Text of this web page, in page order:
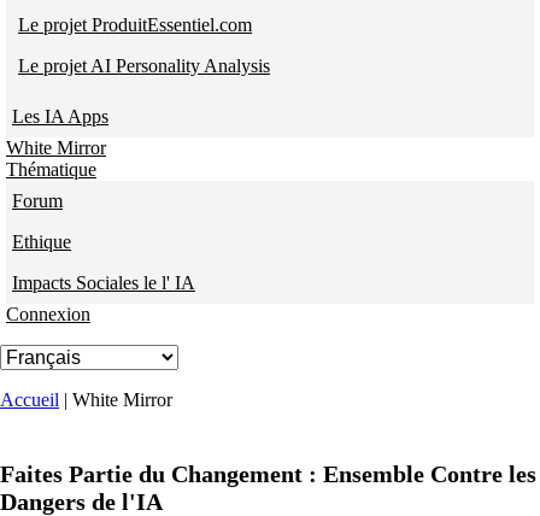
Le projet ProduitEssentiel.com
Le projet AI Personality Analysis
Les IA Apps
White Mirror
Thématique
Forum
Ethique
Impacts Sociales le l' IA
Connexion
Vous êtes ici
Accueil | White Mirror
Faites Partie du Changement : Ensemble Contre les
Dangers de l'IA